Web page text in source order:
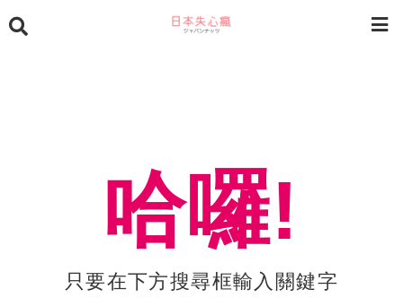
哈囉!
只要在下方搜尋框輸入關鍵字